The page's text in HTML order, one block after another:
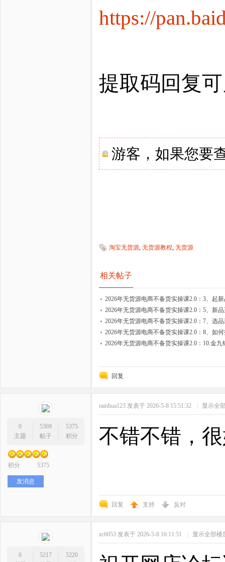
https://
提取码回复
游客，如果您要
淘宝无货源 无货源教程 无货源
相关帖子
2026年无货源电商不备货实操课2.0：3、起
2026年无货源电商不备货实操课2.0：5、新
2026年无货源电商不备货实操课2.0：7、选
2026年无货源电商不备货实操课2.0：8、如
2026年无货源电商不备货实操课2.0：10.金
回复
0
主题
5369
帖子
5375
积分
积分 5375
发消息
rainhua123 发表于 2026-5-8 15:51:32 | 显示全
不错不错，
回复 支持 反对
0
5217
5220
zc6053 发表于 2026-5-8 16:11:51 | 显示全部楼